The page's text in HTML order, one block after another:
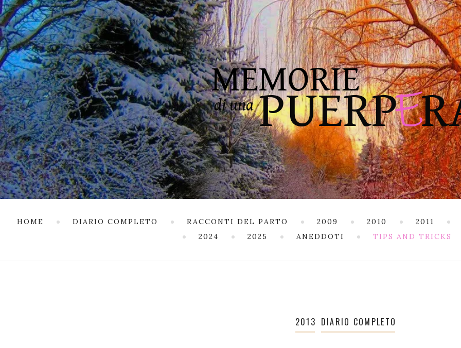
HOME DIARIO COMPLETO RACCONTI DEL PARTO 2009 2010
2011
2024
2025 ANEDDOTI TIPS AND TRICKS
2013 DIARIO COMPLETO